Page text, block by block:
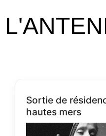
Archives :
Sortie de
hautes mers